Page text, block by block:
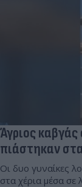
Άγριος
πιάστηκαν
Οι δυο γυναίκες
στα χέρια μέσα σε